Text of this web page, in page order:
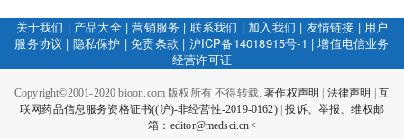
关于我们 | 产品大全|营销服务 | 联系我们 | 加入我们 | 友情链接 | 用户
服务协议 | 隐私保护 |免责条款 | 沪ICP备14018915号-1 |增值电信业务
经营许可证
Copyright©2001-2020 bioon.com 版权所有 不得转载.著作权声明 法律声明
互
联网药品信息服务资格证书((沪)-非经营性-2019-0162)|投诉、举报、维权邮
箱：editor@medsci.cn<